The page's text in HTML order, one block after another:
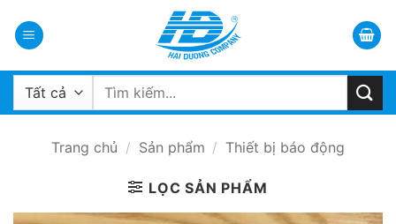
qua
dung
Tìm
Trang chủ / Sản phẩm / Thiết bị báo động
LỌC SẢN PHẨM